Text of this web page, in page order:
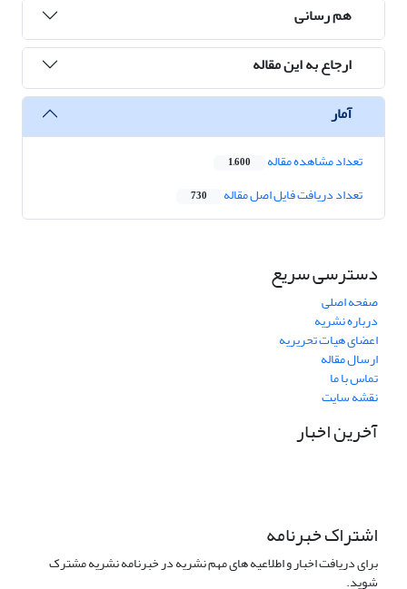
هم رسانی
ارجاع به این مقاله
آمار
تعداد مشاهده مقاله 1,600
تعداد دریافت فایل اصل مقاله 730
دسترسی سریع
صفحه اصلی
درباره نشریه
اعضای هیات تحریریه
ارسال مقاله
تماس با ما
نقشه سایت
آخرین اخبار
اشتراک خبرنامه
برای دریافت اخبار و اطلاعیه های مهم نشریه در خبرنامه نشریه مشترک
شوید.